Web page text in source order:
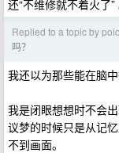
还“不维修就不着火了”
Replied to a topic by poic
吗？
我还以为那些能在脑
我是闭眼想想时不会
议梦的时候只是从记
不到画面。